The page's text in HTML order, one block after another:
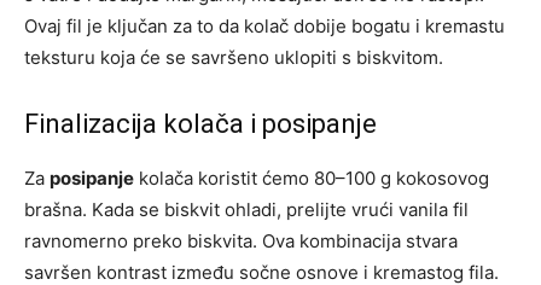
Ovaj fil je ključan za to da kolač dobije bogatu i kremastu
teksturu koja će se savršeno uklopiti s biskvitom.
Finalizacija kolača i posipanje
Za posipanje kolača koristit ćemo 80–100 g kokosovog
brašna. Kada se biskvit ohladi, prelijte vrući vanila fil
ravnomerno preko biskvita. Ova kombinacija stvara
savršen kontrast između sočne osnove i kremastog fila.